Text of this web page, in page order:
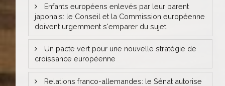
Enfants européens enlevés par leur parent
japonais: le Conseil et la Commission européenne
doivent urgemment s'emparer du sujet
Un pacte vert pour une nouvelle stratégie de
croissance européenne
Relations franco-allemandes: le Sénat autorise